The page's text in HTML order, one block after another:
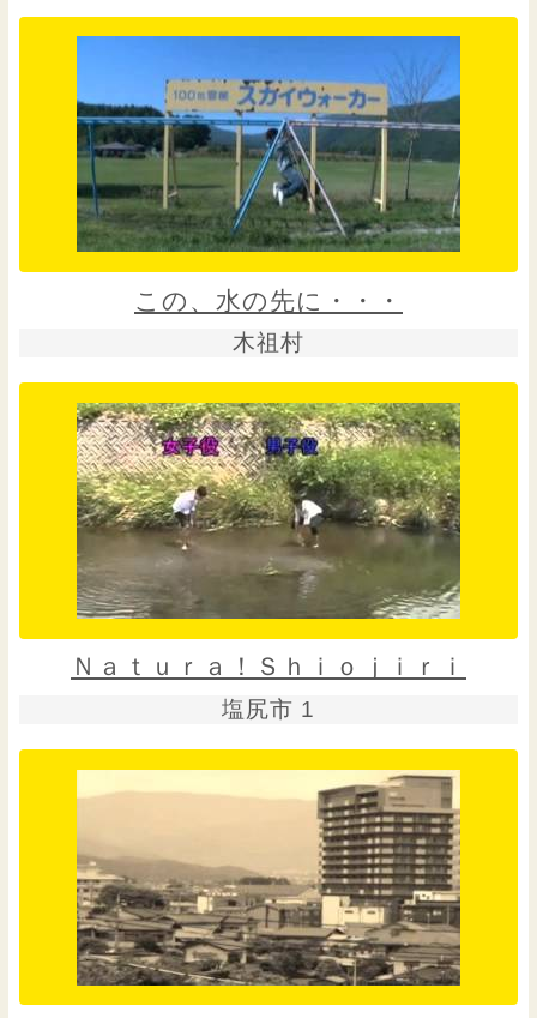
この、水の先に・・・
木祖村
Ｎａｔｕｒａ！Ｓｈｉｏｊｉｒｉ
塩尻市 1